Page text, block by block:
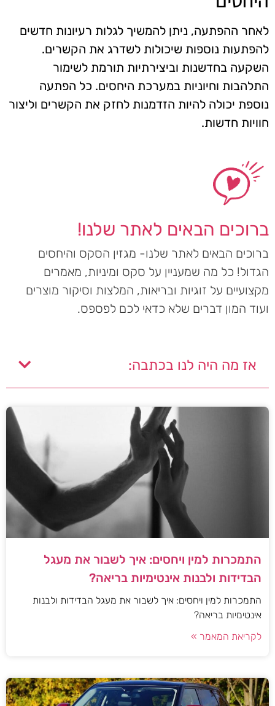
לאחר ההפתעה, ניתן להמשיך לגלות רעיונות חדשים
להפתעות נוספות שיכולות לשדרג את הקשרים.
השקעה בחדשנות וביצירתיות תורמת לשימור
התלהבות וחיוניות במערכת היחסים. כל הפתעה
נוספת יכולה להיות הזדמנות לחזק את הקשרים וליצור
חוויות חדשות.
ברוכים הבאים לאתר שלנו!
ברוכים הבאים לאתר שלנו- מגזין הסקס והיחסים
הגדול! כל מה שמעניין על סקס ומיניות, מאמרים
מקצועיים על זוגיות ובריאות, המלצות וסיקור מוצרים
ועוד המון דברים שלא כדאי לכם לפספס.
אז מה היה לנו בכתבה:
התמכרות למין ויחסים: איך לשבור את מעגל
הבדידות ולבנות אינטימיות בריאה?
התמכרות למין ויחסים: איך לשבור את מעגל הבדידות ולבנות
אינטימיות בריאה?
לקריאת המאמר »